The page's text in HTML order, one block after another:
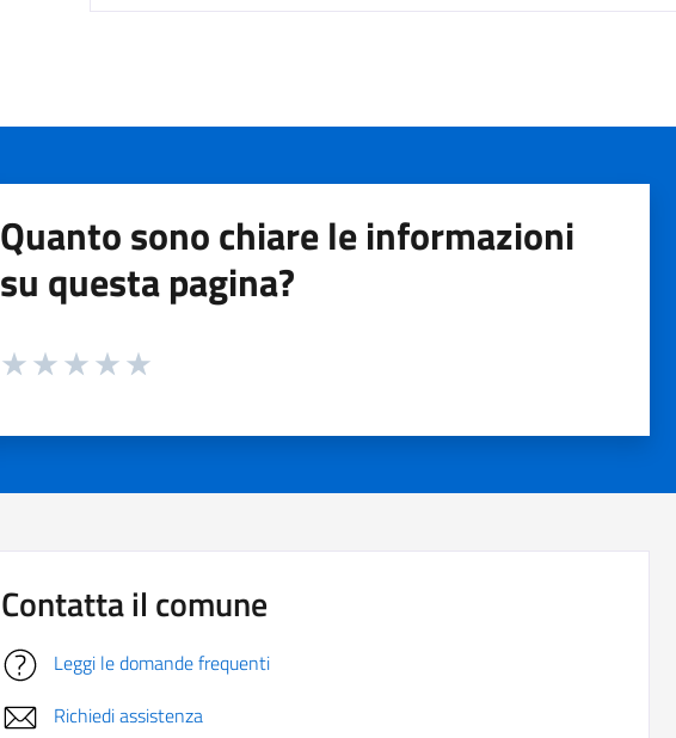
Quanto sono chiare le informazioni
su questa pagina?
Valuta da 1 a 5 stelle la pagina
Contatta il comune
Leggi le domande frequenti
Richiedi assistenza